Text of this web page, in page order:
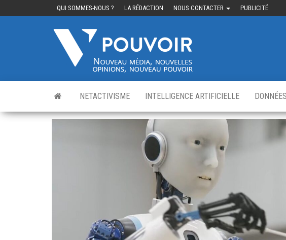
QUI SOMMES-NOUS ? LA RÉDACTION NOUS CONTACTER PUBLICITÉ
nouveau
NETACTIVISME INTELLIGENCE ARTIFICIELLE